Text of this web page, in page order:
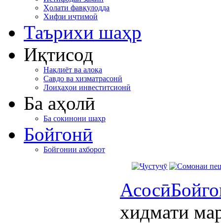
Ҳолати фавқулодда
Хифзи иҷтимоӣ
Таърихи шаҳр
Иқтисод
Нақлиёт ва алоқа
Савдо ва хизматрасонӣ
Лоиҳаҳои инвеститсионӣ
Ба аҳолӣ
Ба сокинони шаҳр
Бойгонӣ
Бойгонии ахборот
Асосӣ
хидмати